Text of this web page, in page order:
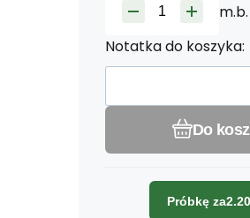
m.b.
Notatka do koszyka:
Do
Próbkę za2.20